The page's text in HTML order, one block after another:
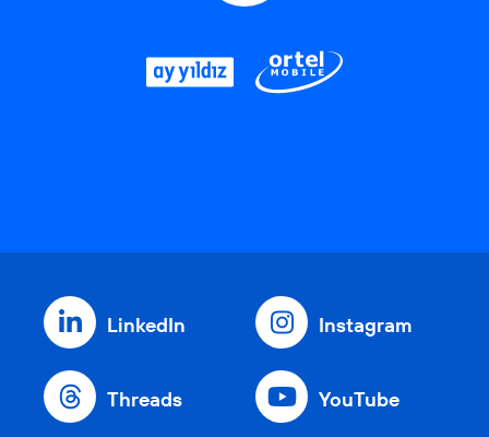
LinkedIn Instagram
Threads YouTube